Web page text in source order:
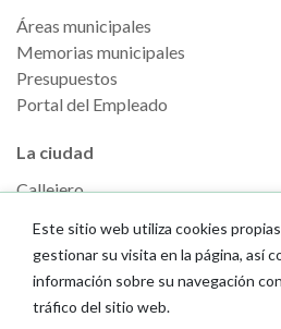
Áreas municipales
Memorias municipales
Presupuestos
Portal del Empleado
La ciudad
Callejero
Direcciones de interés
Turismo
Este sitio web utiliza cookies
gestionar su visita en la página, así
información sobre su navegación
tráfico del sitio web.